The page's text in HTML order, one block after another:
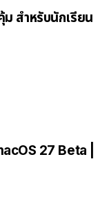
ม สำหรับนักเรียน
27 Beta |